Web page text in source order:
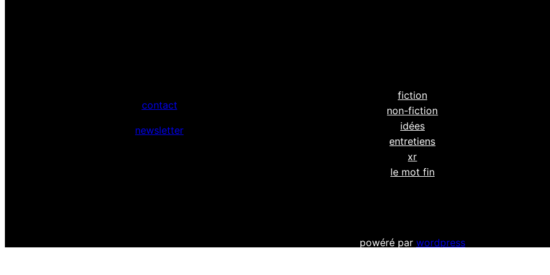
contact
newsletter
fiction
non-fiction
idées
entretiens
xr
le mot fin
powéré par wordpress